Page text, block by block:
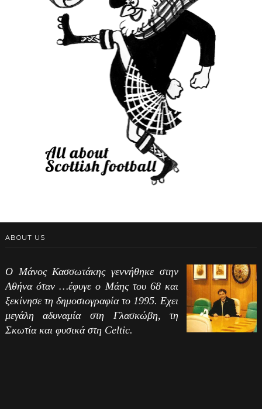
ABOUT US
Ο Μάνος Κασσωτάκης γεννήθηκε στην
Αθήνα όταν …έφυγε ο Μάης του 68 και
ξεκίνησε τη δημοσιογραφία το 1995. Εχει
μεγάλη αδυναμία στη Γλασκώβη, τη
Σκωτία και φυσικά στη Celtic.